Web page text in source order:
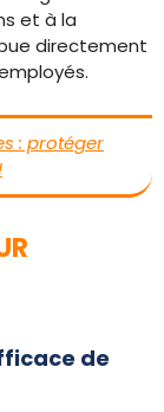
et à la
directement
: protéger
de